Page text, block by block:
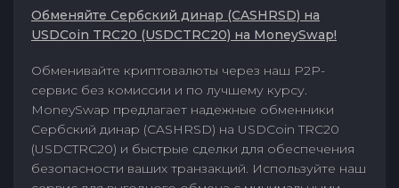
Обменяйте Сербский динар (CASHRSD) на
USDCoin TRC20 (USDCTRC20) на MoneySwap!
Обменивайте криптовалюты через наш P2P-
сервис без комиссии и по лучшему курсу.
MoneySwap предлагает надежные обменники
Сербский динар (CASHRSD) на USDCoin TRC20
(USDCTRC20) и быстрые сделки для обеспечения
безопасности ваших транзакций. Используйте наш